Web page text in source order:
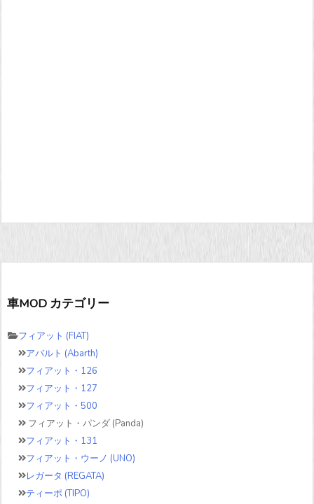
車MOD カテゴリー
フィアット (FIAT)
アバルト (Abarth)
フィアット・126
フィアット・127
フィアット・500
フィアット・パンダ (Panda)
フィアット・131
フィアット・ウーノ (UNO)
レガータ (REGATA)
ティーポ (TIPO)